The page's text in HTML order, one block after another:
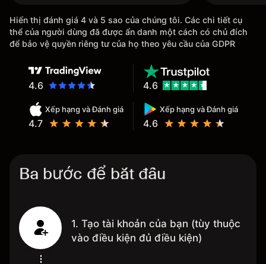
Hiển thị đánh giá 4 và 5 sao của chúng tôi. Các chi tiết cụ
thể của người dùng đã được ẩn danh một cách có chủ đích
để bảo vệ quyền riêng tư của họ theo yêu cầu của GDPR
4.6
Xếp hạng và Đánh giá
4.7
Xếp hạng và Đánh giá
4.6
4.6
Ba bước để bắt đầu
1. Tạo tài khoản của bạn (tùy thuộc
vào điều kiện đủ điều kiện)